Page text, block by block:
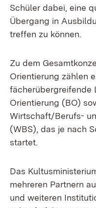
Schüler dabei, eine
Übergang in
treffen zu können.
Zu dem
Orientierung zählen
fächerübergreifende
Orientierung (BO)
Wirtschaft/Berufs-
(WBS), das je nach
startet.
Das
mehreren Partnern
und weiteren